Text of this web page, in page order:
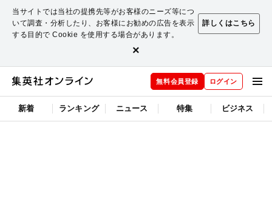
当サイトでは当社の提携先等がお客様のニーズ等につ
いて調査・分析したり、お客様にお勧めの広告を表示
する目的で Cookie を使用する場合があります。
詳しくはこちら
×
無料会員登録 ログイン
新着 ランキング ニュース 特集 ビジネス